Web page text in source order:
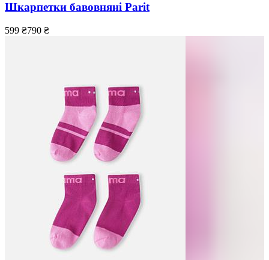
Шкарпетки бавовняні Parit
599 ₴790 ₴